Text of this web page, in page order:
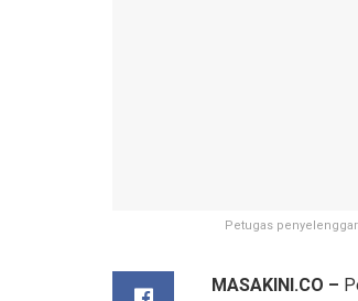
Petugas
MASAKINI.CO –